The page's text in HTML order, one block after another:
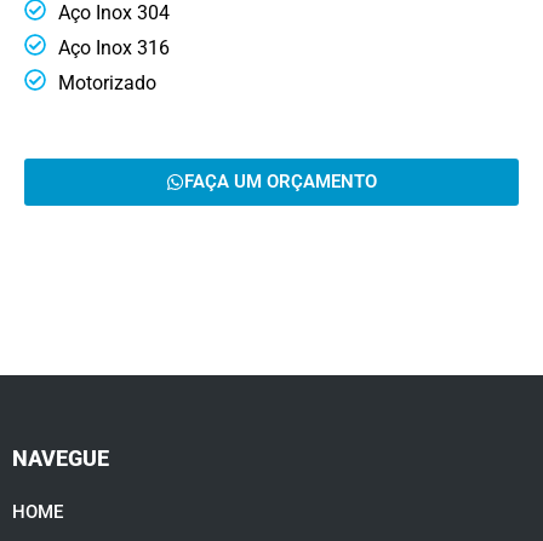
Aço Inox 304
Aço Inox 316
Motorizado
FAÇA UM ORÇAMENTO
NAVEGUE
HOME